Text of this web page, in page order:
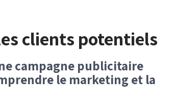
clients potentiels
campagne publicitaire
le marketing et la